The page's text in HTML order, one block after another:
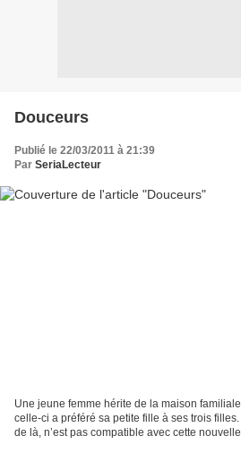
Douceurs
Publié le 22/03/2011 à 21:39
Par SeriaLecteur
Une jeune femme hérite de la maison
celle-ci a préféré sa petite fille à ses trois
de là, n’est pas compatible avec cette